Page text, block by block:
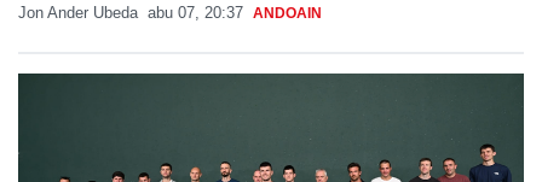
Jon Ander Ubeda abu 07, 20:37 ANDOAIN